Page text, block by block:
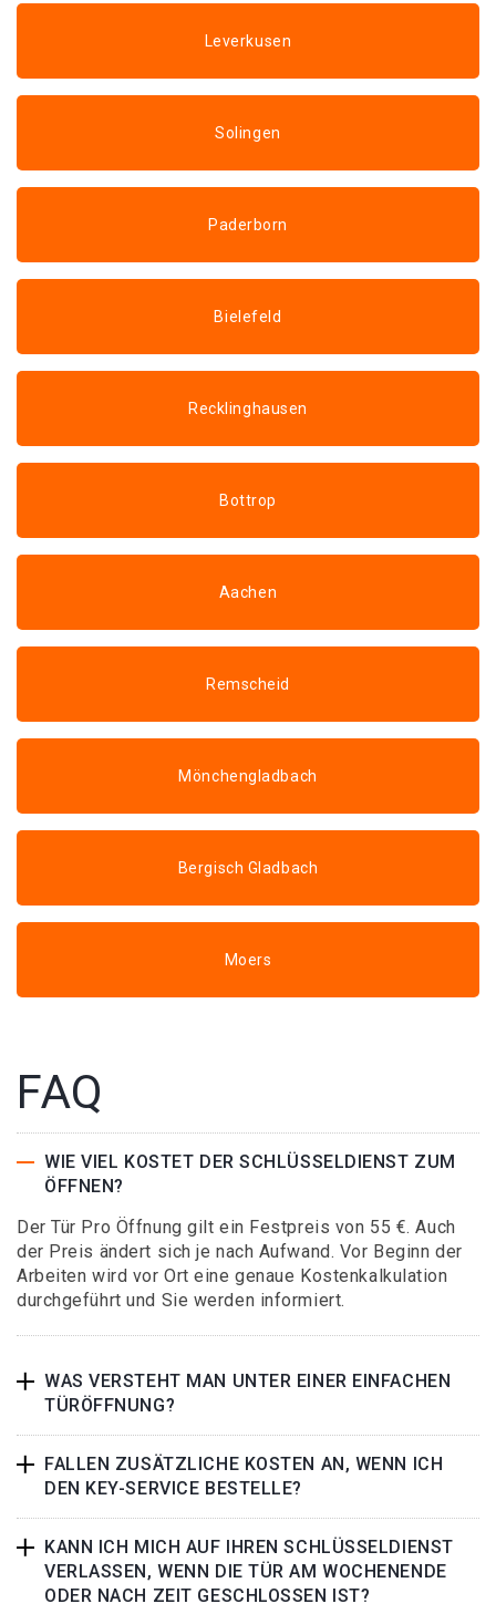
Leverkusen
Solingen
Paderborn
Bielefeld
Recklinghausen
Bottrop
Aachen
Remscheid
Mönchengladbach
Bergisch Gladbach
Moers
FAQ
WIE VIEL KOSTET DER SCHLÜSSELDIENST ZUM
ÖFFNEN?
Der Tür Pro Öffnung gilt ein Festpreis von 55 €. Auch
der Preis ändert sich je nach Aufwand. Vor Beginn der
Arbeiten wird vor Ort eine genaue Kostenkalkulation
durchgeführt und Sie werden informiert.
WAS VERSTEHT MAN UNTER EINER EINFACHEN
TÜRÖFFNUNG?
FALLEN ZUSÄTZLICHE KOSTEN AN, WENN ICH
DEN KEY-SERVICE BESTELLE?
KANN ICH MICH AUF IHREN SCHLÜSSELDIENST
VERLASSEN, WENN DIE TÜR AM WOCHENENDE
ODER NACH ZEIT GESCHLOSSEN IST?